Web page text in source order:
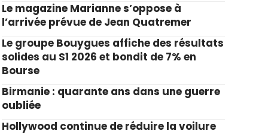
Le magazine Marianne s’oppose à
l’arrivée prévue de Jean Quatremer
Le groupe Bouygues affiche des résultats
solides au S1 2026 et bondit de 7% en
Bourse
Birmanie : quarante ans dans une guerre
oubliée
Hollywood continue de réduire la voilure